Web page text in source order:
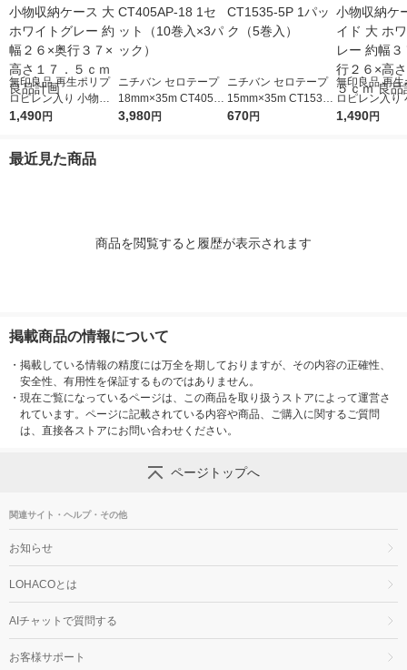
無印良品 再生ポリプ
ロピレン入り 小物収
納ケース 大 ホワイト
ｍ 良品計画
1,490円
ニチバン セロテープ
18mm×35m CT405A
P-18 1セット（10巻
3,980円
ニチバン セロテープ
15mm×35m CT1535-
5P 1パック（5巻入）
670円
無印良品 再生
ロピレン入り
納ケース ワイ
1,490円
最近見た商品
商品を閲覧すると履歴が表示されます
掲載商品の情報について
・ 掲載している情報の精度には万全を期しておりますが、その内容の正確性、
安全性、有用性を保証するものではありません。
・ 現在ご覧になっているページは、この商品を取り扱うストアによって運営さ
れています。ページに記載されている内容や商品、ご購入に関するご質問
は、直接各ストアにお問い合わせください。
ページトップへ
関連サイト・ヘルプ・その他
お知らせ
LOHACOとは
AIチャットで質問する
お客様サポート